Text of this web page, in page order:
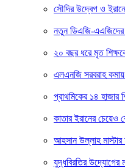
সৌদির উদ্বেগ ও
নতুন ডিএজি-এএজিদের
২০ বছর ধরে মৃত
এলএনজি সরবরাহ
প্রাথমিকের ১৪ হাজার
কাতার ইরানের চেয়েও
আহসান উল্লাহ
যুদ্ধবিরতির উদ্যোগের